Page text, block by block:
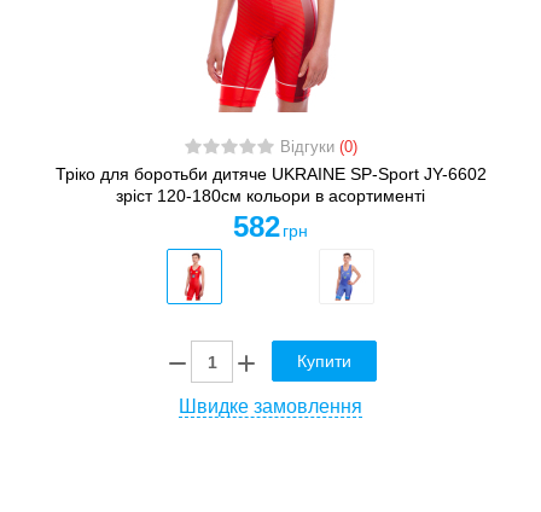
Відгуки (0)
Тріко для боротьби дитяче UKRAINE SP-Sport JY-6602
зріст 120-180см кольори в асортименті
582 грн
Купити
Швидке замовлення